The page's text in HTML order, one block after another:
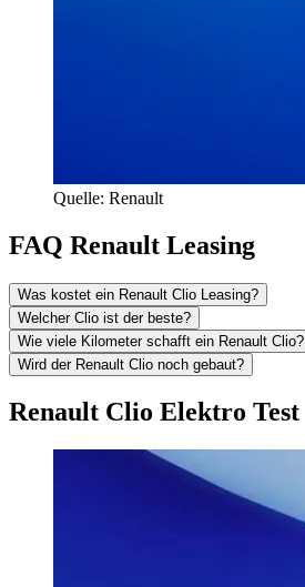
Quelle: Renault
FAQ Renault Leasing
Was kostet ein Renault Clio Leasing?
Welcher Clio ist der beste?
Wie viele Kilometer schafft ein Renault Clio?
Wird der Renault Clio noch gebaut?
Renault Clio Elektro Test